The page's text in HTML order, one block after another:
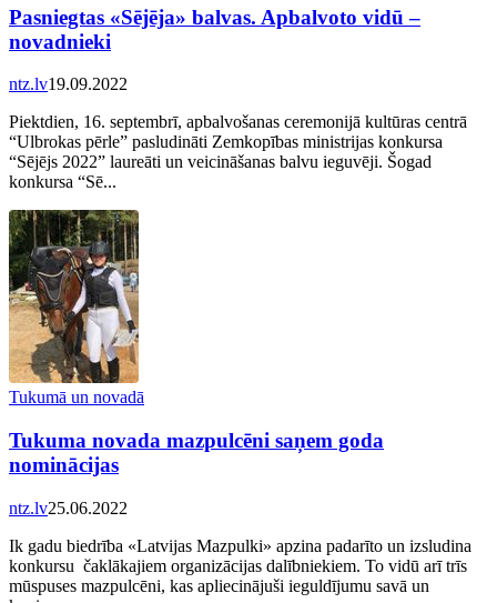
Pasniegtas «Sējēja» balvas. Apbalvoto vidū –
novadnieki
ntz.lv19.09.2022
Piektdien, 16. septembrī, apbalvošanas ceremonijā kultūras centrā
“Ulbrokas pērle” pasludināti Zemkopības ministrijas konkursa
“Sējējs 2022” laureāti un veicināšanas balvu ieguvēji. Šogad
konkursa “Sē...
Tukumā un novadā
Tukuma novada mazpulcēni saņem goda
nominācijas
ntz.lv25.06.2022
Ik gadu biedrība «Latvijas Mazpulki» apzina padarīto un izsludina
konkursu čaklākajiem organizācijas dalībniekiem. To vidū arī trīs
mūspuses mazpulcēni, kas apliecinājuši ieguldījumu savā un